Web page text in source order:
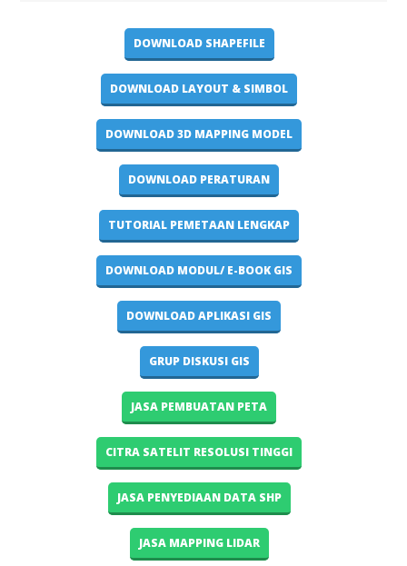
DOWNLOAD SHAPEFILE
DOWNLOAD LAYOUT & SIMBOL
DOWNLOAD 3D MAPPING MODEL
DOWNLOAD PERATURAN
TUTORIAL PEMETAAN LENGKAP
DOWNLOAD MODUL/ E-BOOK GIS
DOWNLOAD APLIKASI GIS
GRUP DISKUSI GIS
JASA PEMBUATAN PETA
CITRA SATELIT RESOLUSI TINGGI
JASA PENYEDIAAN DATA SHP
JASA MAPPING LIDAR